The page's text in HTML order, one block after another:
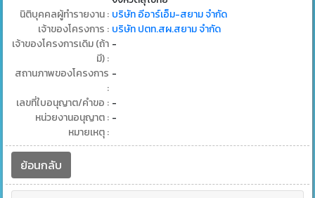
นิติบุคคลผู้ทำรายงาน : บริษัท อีอาร์เอ็ม-สยาม จำกัด
เจ้าของโครงการ : บริษัท ปตท.สผ.สยาม จำกัด
เจ้าของโครงการเดิม (ถ้า
มี) :
-
สถานภาพของโครงการ
:
-
เลขที่ใบอนุญาต/คำขอ : -
หน่วยงานอนุญาต : -
หมายเหตุ :
ย้อนกลับ